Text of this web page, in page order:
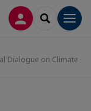
CONNEXION
Dialogue on Climate